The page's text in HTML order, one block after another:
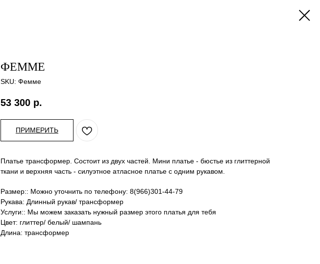
ФЕММЕ
SKU: Фемме
53 300 р.
ПРИМЕРИТЬ
Платье трансформер. Состоит из двух частей. Мини платье - бюстье из глиттерной
ткани и верхняя часть - силуэтное атласное платье с одним рукавом.
Размер:: Можно уточнить по телефону: 8(966)301-44-79
Рукава: Длинный рукав/ трансформер
Услуги:: Мы можем заказать нужный размер этого платья для тебя
Цвет: глиттер/ белый/ шампань
Длина: трансформер